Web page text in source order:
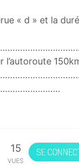
« d » et la
15
VUES
SE